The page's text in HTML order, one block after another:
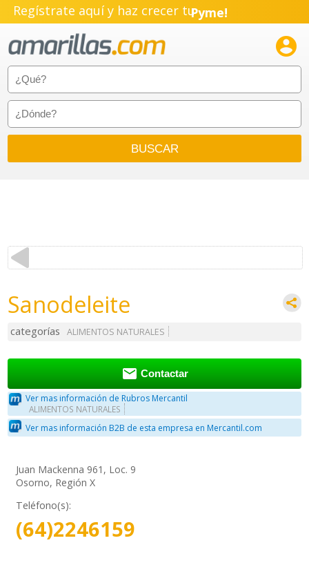
Regístrate aquí y haz crecer tuPyme!
Emprendimiento!

Sanodeleite
categorías ALIMENTOS NATURALES
 Contactar
Ver mas información de Rubros Mercantil
ALIMENTOS NATURALES
Ver mas información B2B de esta empresa en Mercantil.com
Juan Mackenna 961, Loc. 9
Osorno, Región X
Teléfono(s):
(64)2246159